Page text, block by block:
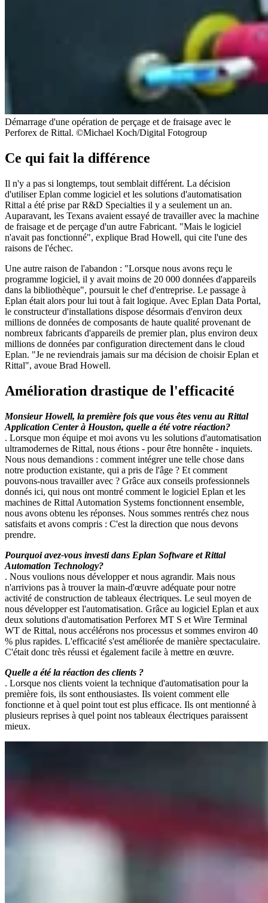
Démarrage d'une opération de perçage et de fraisage avec le
Perforex de Rittal. ©Michael Koch/Digital Fotogroup
Ce qui fait la différence
Il n'y a pas si longtemps, tout semblait différent. La décision
d'utiliser Eplan comme logiciel et les solutions d'automatisation
Rittal a été prise par R&D Specialties il y a seulement un an.
Auparavant, les Texans avaient essayé de travailler avec la machine
de fraisage et de perçage d'un autre Fabricant. "Mais le logiciel
n'avait pas fonctionné", explique Brad Howell, qui cite l'une des
raisons de l'échec.
Une autre raison de l'abandon : "Lorsque nous avons reçu le
programme logiciel, il y avait moins de 20 000 données d'appareils
dans la bibliothèque", poursuit le chef d'entreprise. Le passage à
Eplan était alors pour lui tout à fait logique. Avec Eplan Data Portal,
le constructeur d'installations dispose désormais d'environ deux
millions de données de composants de haute qualité provenant de
nombreux fabricants d'appareils de premier plan, plus environ deux
millions de données par configuration directement dans le cloud
Eplan. "Je ne reviendrais jamais sur ma décision de choisir Eplan et
Rittal", avoue Brad Howell.
Amélioration drastique de l'efficacité
Monsieur Howell, la première fois que vous êtes venu au Rittal
Application Center à Houston, quelle a été votre réaction?
. Lorsque mon équipe et moi avons vu les solutions d'automatisation
ultramodernes de Rittal, nous étions - pour être honnête - inquiets.
Nous nous demandions : comment intégrer une telle chose dans
notre production existante, qui a pris de l'âge ? Et comment
pouvons-nous travailler avec ? Grâce aux conseils professionnels
donnés ici, qui nous ont montré comment le logiciel Eplan et les
machines de Rittal Automation Systems fonctionnent ensemble,
nous avons obtenu les réponses. Nous sommes rentrés chez nous
satisfaits et avons compris : C'est la direction que nous devons
prendre.
Pourquoi avez-vous investi dans Eplan Software et Rittal
Automation Technology?
. Nous voulions nous développer et nous agrandir. Mais nous
n'arrivions pas à trouver la main-d'œuvre adéquate pour notre
activité de construction de tableaux électriques. Le seul moyen de
nous développer est l'automatisation. Grâce au logiciel Eplan et aux
deux solutions d'automatisation Perforex MT S et Wire Terminal
WT de Rittal, nous accélérons nos processus et sommes environ 40
% plus rapides. L'efficacité s'est améliorée de manière spectaculaire.
C'était donc très réussi et également facile à mettre en œuvre.
Quelle a été la réaction des clients ?
. Lorsque nos clients voient la technique d'automatisation pour la
première fois, ils sont enthousiastes. Ils voient comment elle
fonctionne et à quel point tout est plus efficace. Ils ont mentionné à
plusieurs reprises à quel point nos tableaux électriques paraissent
mieux.